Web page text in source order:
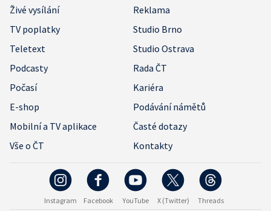
Živé vysílání
Reklama
TV poplatky
Studio Brno
Teletext
Studio Ostrava
Podcasty
Rada ČT
Počasí
Kariéra
E-shop
Podávání námětů
Mobilní a TV aplikace
Časté dotazy
Vše o ČT
Kontakty
Instagram Facebook YouTube X (Twitter) Threads